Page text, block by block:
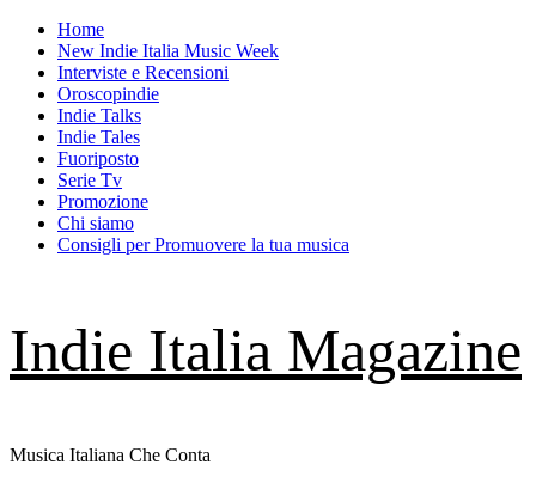
Skip
content
Home
New Indie Italia Music Week
Interviste e Recensioni
Oroscopindie
Indie Talks
Indie Tales
Fuoriposto
Serie Tv
Promozione
Chi siamo
Consigli per Promuovere la tua musica
Indie Italia Magazine
Musica Italiana Che Conta